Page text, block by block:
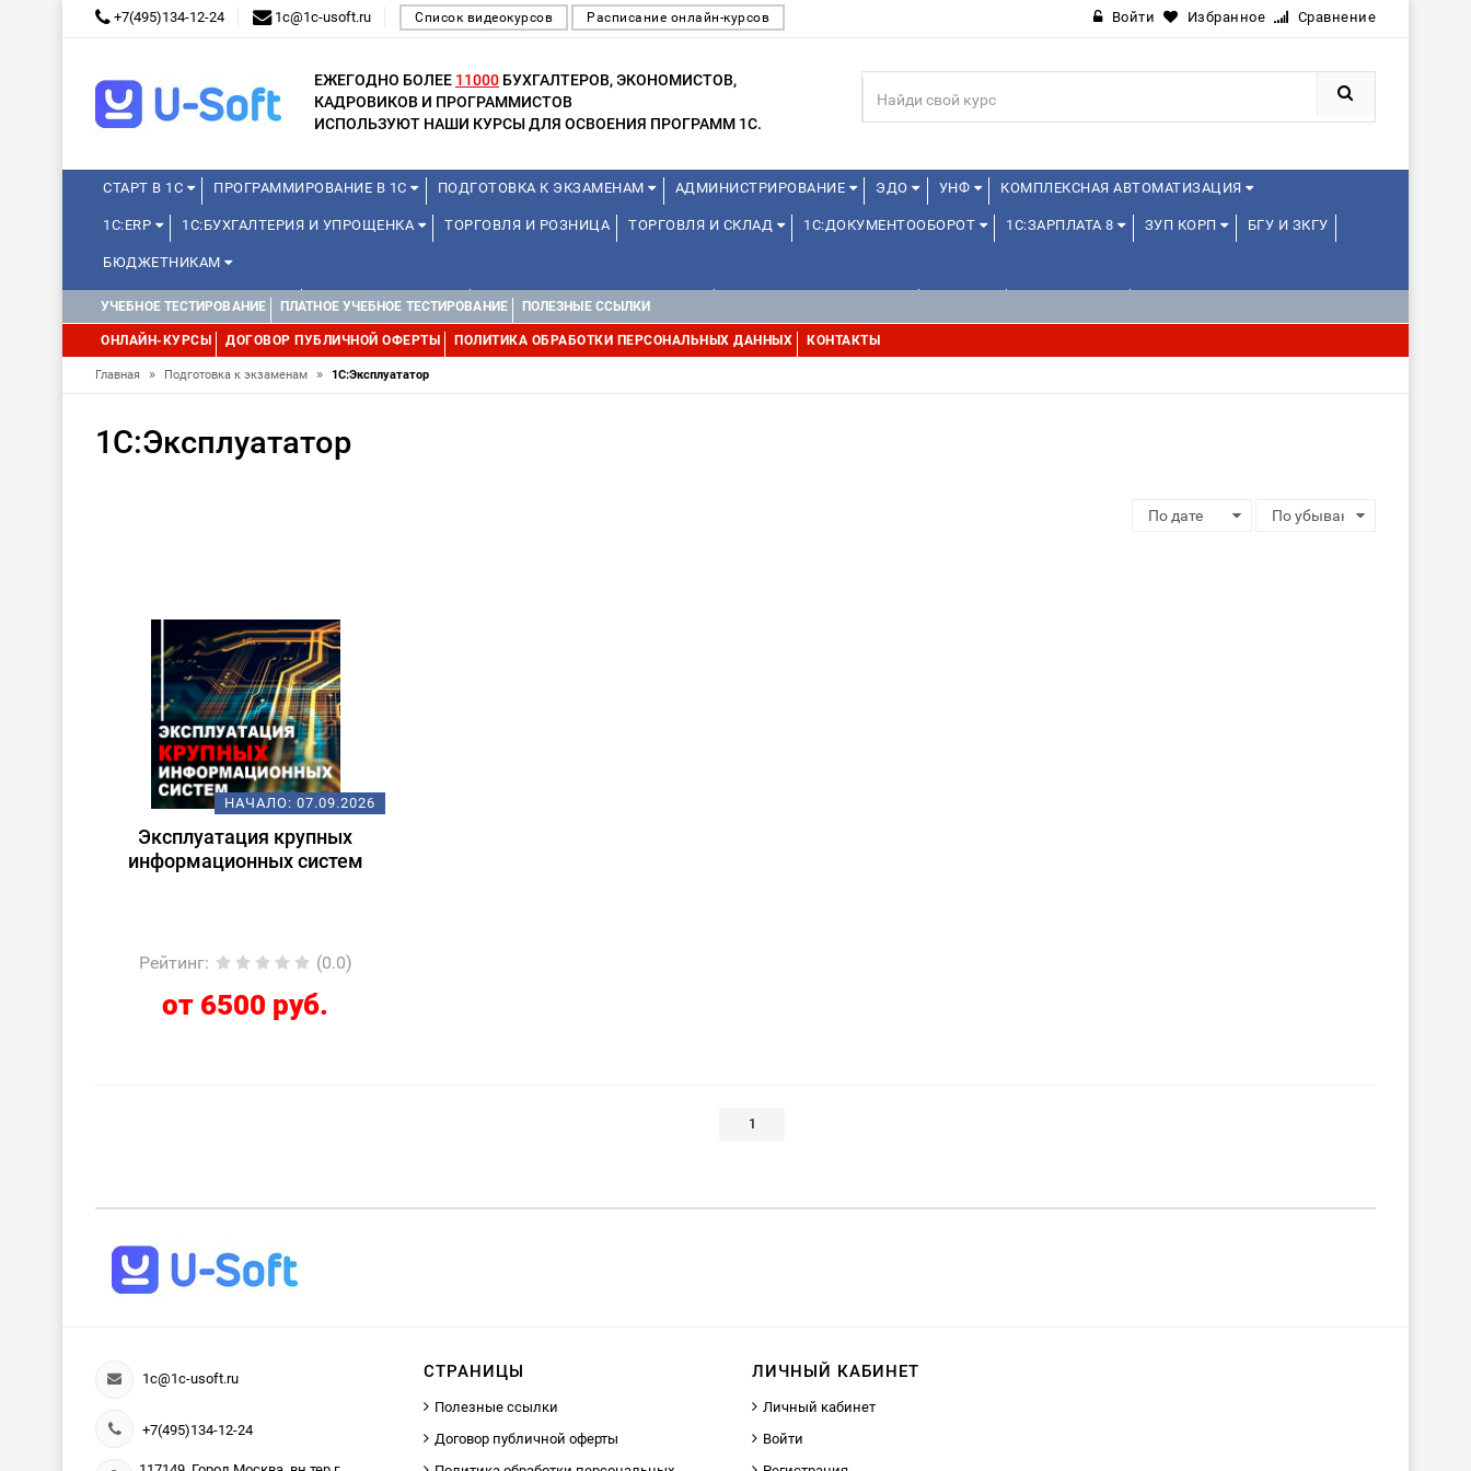
+7(495)134-12-24 1c@1c-usoft.ru Список видеокурсов Расписание онлайн-курсов Войти Избранное Сравнение
ЕЖЕГОДНО БОЛЕЕ 11000 БУХГАЛТЕРОВ, ЭКОНОМИСТОВ,
КАДРОВИКОВ И ПРОГРАММИСТОВ
ИСПОЛЬЗУЮТ НАШИ КУРСЫ ДЛЯ ОСВОЕНИЯ ПРОГРАММ 1С.
СТАРТ В 1С ПРОГРАММИРОВАНИЕ В 1С ПОДГОТОВКА К ЭКЗАМЕНАМ АДМИНИСТРИРОВАНИЕ ЭДО УНФ КОМПЛЕКСНАЯ АВТОМАТИЗАЦИЯ
1С:ERP 1С:БУХГАЛТЕРИЯ И УПРОЩЕНКА ТОРГОВЛЯ И РОЗНИЦА ТОРГОВЛЯ И СКЛАД 1С:ДОКУМЕНТООБОРОТ 1С:ЗАРПЛАТА 8 ЗУП КОРП БГУ И ЗКГУ
БЮДЖЕТНИКАМ
КУРСЫ ДЛЯ ШКОЛЬНИКОВ ДЛЯ ШКОЛЬНИКОВ 1С:УПРАВЛЕНИЕ ХОЛДИНГОМ
УЧЕБНОЕ ТЕСТИРОВАНИЕ ПЛАТНОЕ УЧЕБНОЕ ТЕСТИРОВАНИЕ ПОЛЕЗНЫЕ ССЫЛКИ
ОНЛАЙН-КУРСЫ ДОГОВОР ПУБЛИЧНОЙ ОФЕРТЫ ПОЛИТИКА ОБРАБОТКИ ПЕРСОНАЛЬНЫХ ДАННЫХ КОНТАКТЫ
Главная » Подготовка к экзаменам » 1С:Эксплуататор
1С:Эксплуататор
НАЧАЛО: 07.09.2026
Эксплуатация крупных
информационных систем
Рейтинг: (0.0)
от 6500 руб.
1
1c@1c-usoft.ru
+7(495)134-12-24
СТРАНИЦЫ
Полезные ссылки
Договор публичной оферты
ЛИЧНЫЙ КАБИНЕТ
Личный кабинет
Войти